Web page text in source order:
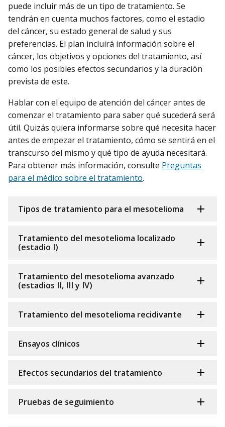
puede incluir más de un tipo de tratamiento. Se
tendrán en cuenta muchos factores, como el estadio
del cáncer, su estado general de salud y sus
preferencias. El plan incluirá información sobre el
cáncer, los objetivos y opciones del tratamiento, así
como los posibles efectos secundarios y la duración
prevista de este.
Hablar con el equipo de atención del cáncer antes de
comenzar el tratamiento para saber qué sucederá será
útil. Quizás quiera informarse sobre qué necesita hacer
antes de empezar el tratamiento, cómo se sentirá en el
transcurso del mismo y qué tipo de ayuda necesitará.
Para obtener más información, consulte Preguntas
para el médico sobre el tratamiento.
Tipos de tratamiento para el mesotelioma
Tratamiento del mesotelioma localizado
(estadio I)
Tratamiento del mesotelioma avanzado
(estadios II, III y IV)
Tratamiento del mesotelioma recidivante
Ensayos clínicos
Efectos secundarios del tratamiento
Pruebas de seguimiento